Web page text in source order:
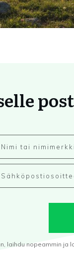
laihdu nopeammin ja